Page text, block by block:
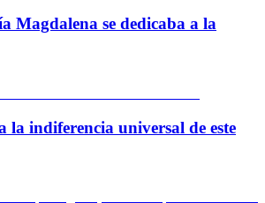
Magdalena se dedicaba a la
la indiferencia universal de este